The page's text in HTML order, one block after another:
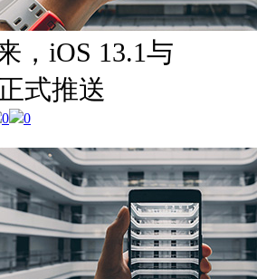
，iOS 13.1与
式推送
0
0